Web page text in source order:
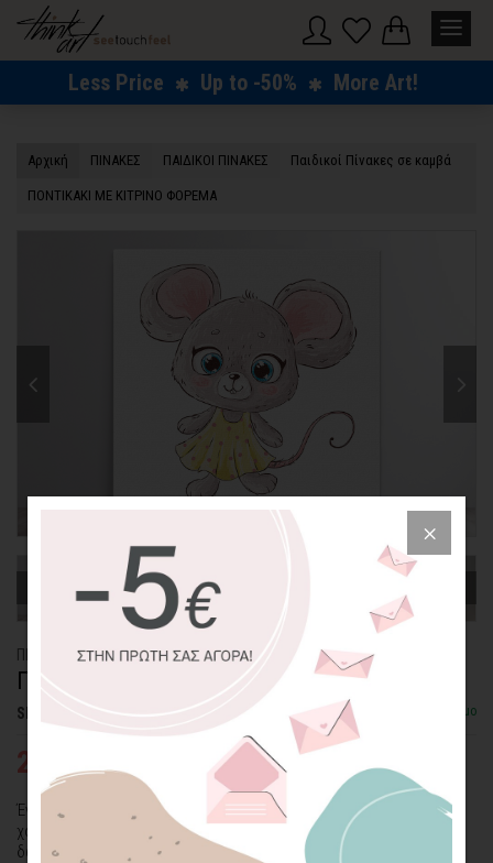
Less Price Up to -50% More Art!
Αρχική ΠΙΝΑΚΕΣ ΠΑΙΔΙΚΟΙ ΠΙΝΑΚΕΣ Παιδικοί Πίνακες σε καμβά
ΠΟΝΤΙΚΑΚΙ ΜΕ ΚΙΤΡΙΝΟ ΦΟΡΕΜΑ
ΠΙΝΑΚΑΣ ΚΑΜΒΑΣ
ΠΟΝΤΙΚΑΚΙ ΜΕ ΚΙΤΡΙΝΟ ΦΟΡΕΜΑ
SKU: CVPS-138-SQ Διαθέσιμο
25,03€ 38,51€
Ένα ποντικάκι με κίτρινο φόρεμα. Ένας πίνακας σε καμβά με ένα
χαριτωμένο θέμα και απαλά χρώματα για βρεφικά και παιδικά
δωμάτια.